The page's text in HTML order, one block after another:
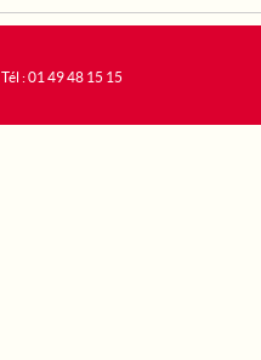
Tél : 01 49 48 15 15